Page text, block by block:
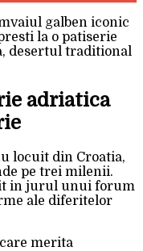
galben iconic
la o patiserie
desertul traditional
adriatica
locuit din Croatia,
pe trei milenii.
in jurul unui forum
ale diferitelor